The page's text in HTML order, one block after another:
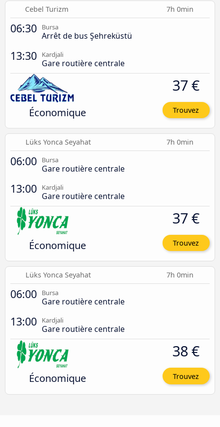
Cebel Turizm 7h 0min
06:30 Bursa
Arrêt de bus Şehreküstü
13:30 Kardjali
Gare routière centrale
Économique
37 €
Trouvez
Lüks Yonca Seyahat 7h 0min
06:00 Bursa
Gare routière centrale
13:00 Kardjali
Gare routière centrale
Économique
37 €
Trouvez
Lüks Yonca Seyahat 7h 0min
06:00 Bursa
Gare routière centrale
13:00 Kardjali
Gare routière centrale
Économique
38 €
Trouvez